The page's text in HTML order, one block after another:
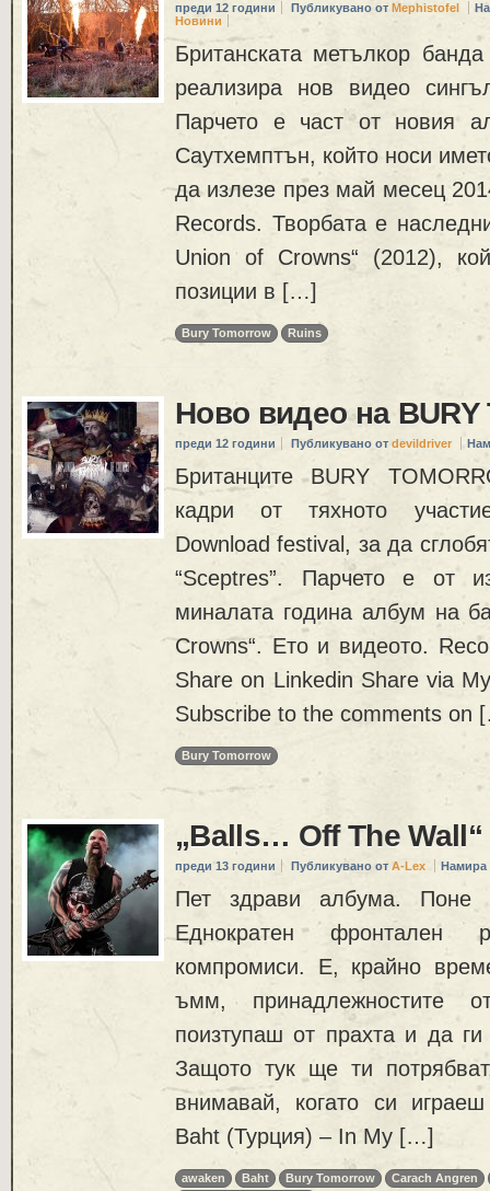
преди 12 години Публикувано от Mephistofel
Новини
Британската метълкор
реализира нов видео
Парчето е част от новия
Саутхемптън, който носи
да излезе през май месец
Records. Творбата е
Union of Crowns“ (2012),
позиции в […]
Bury Tomorrow Ruins
Ново видео на BURY
преди 12 години Публикувано от devildriver
Британците BURY
кадри от тяхното
Download festival, за да
“Sceptres”. Парчето е от
миналата година албум на
Crowns“. Ето и видеото.
Share on Linkedin Share via
Subscribe to the comments on
Bury Tomorrow
„Balls… Off The Wall“
преди 13 години Публикувано от A-Lex Намира
Пет здрави албума. Поне
Еднократен
компромиси. Е, крайно
ъмм, принадлежностите
поизтупаш от прахта и да
Защото тук ще ти
внимавай, когато си
Baht (Турция) – In My […]
awaken Baht Bury Tomorrow
Carach Angren